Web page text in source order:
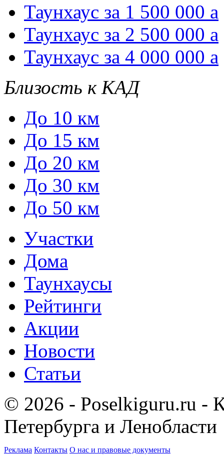
Таунхаус за 1 500 000 a
Таунхаус за 2 500 000 a
Таунхаус за 4 000 000 a
Близость к КАД
До 10 км
До 15 км
До 20 км
До 30 км
До 50 км
Участки
Дома
Таунхаусы
Рейтинги
Акции
Новости
Статьи
© 2026 - Poselkiguru.ru -
Петербурга и Ленобласти
Реклама Контакты О нас и правовые документы